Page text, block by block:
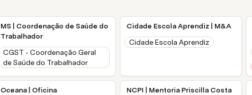
MS | Coordenação de Saúde do
Trabalhador
CGST - Coordenação Geral
de Saúde do Trabalhador
Cidade Escola Aprendiz | M&A
Cidade Escola Aprendiz
Oceana | Oficina NCPI | Mentoria Priscilla Costa